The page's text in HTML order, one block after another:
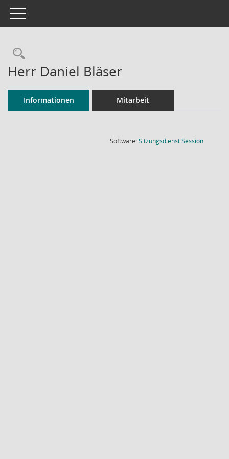
Toggle navigation
Rechercheauswahl
Herr Daniel Bläser
Informationen Mitarbeit
Software:SitzungsdienstSession(Wird in